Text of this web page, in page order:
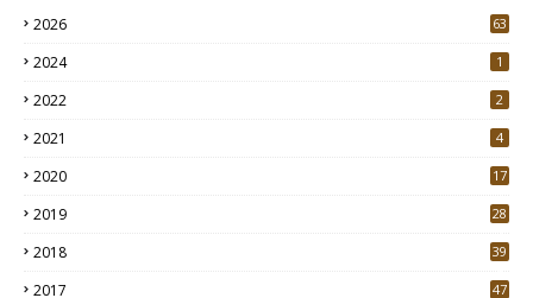
2026 63
2024 1
2022 2
2021 4
2020
17
2019
28
2018
39
2017
47